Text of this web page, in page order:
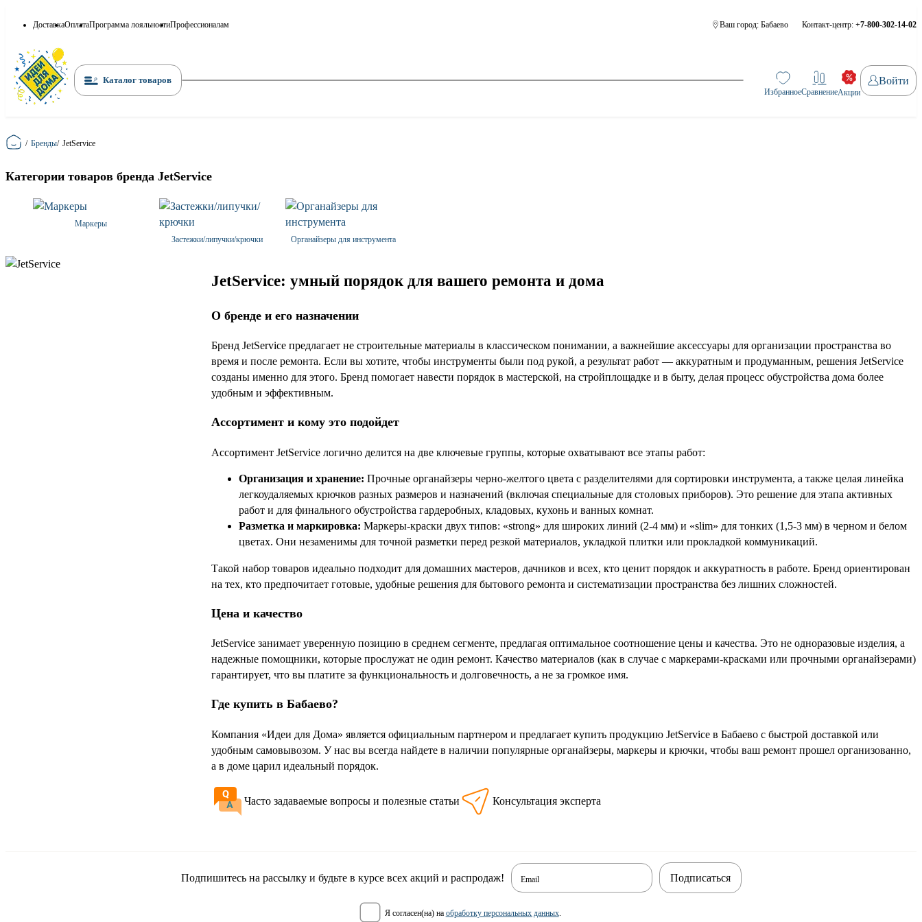
ДоставкаОплатаПрограмма лояльностиПрофессионалам Ваш город: Бабаево Контакт-центр: +7-800-302-14-02
Каталог товаров
ИзбранноеСравнениеАкции
Войти
Главная
/ Бренды/ JetService
Категории товаров бренда JetService
Маркеры
Застежки/липучки/крючки
Органайзеры для инструмента
JetService: умный порядок для вашего ремонта и дома
О бренде и его назначении
Бренд JetService предлагает не строительные материалы в классическом понимании, а важнейшие аксессуары для организации пространства во
время и после ремонта. Если вы хотите, чтобы инструменты были под рукой, а результат работ — аккуратным и продуманным, решения JetService
созданы именно для этого. Бренд помогает навести порядок в мастерской, на стройплощадке и в быту, делая процесс обустройства дома более
удобным и эффективным.
Ассортимент и кому это подойдет
Ассортимент JetService логично делится на две ключевые группы, которые охватывают все этапы работ:
Организация и хранение: Прочные органайзеры черно-желтого цвета с разделителями для сортировки инструмента, а также целая линейка
легкоудаляемых крючков разных размеров и назначений (включая специальные для столовых приборов). Это решение для этапа активных
работ и для финального обустройства гардеробных, кладовых, кухонь и ванных комнат.
Разметка и маркировка: Маркеры-краски двух типов: «strong» для широких линий (2-4 мм) и «slim» для тонких (1,5-3 мм) в черном и белом
цветах. Они незаменимы для точной разметки перед резкой материалов, укладкой плитки или прокладкой коммуникаций.
Такой набор товаров идеально подходит для домашних мастеров, дачников и всех, кто ценит порядок и аккуратность в работе. Бренд ориентирован
на тех, кто предпочитает готовые, удобные решения для бытового ремонта и систематизации пространства без лишних сложностей.
Цена и качество
JetService занимает уверенную позицию в среднем сегменте, предлагая оптимальное соотношение цены и качества. Это не одноразовые изделия, а
надежные помощники, которые прослужат не один ремонт. Качество материалов (как в случае с маркерами-красками или прочными органайзерами)
гарантирует, что вы платите за функциональность и долговечность, а не за громкое имя.
Где купить в Бабаево?
Компания «Идеи для Дома» является официальным партнером и предлагает купить продукцию JetService в Бабаево с быстрой доставкой или
удобным самовывозом. У нас вы всегда найдете в наличии популярные органайзеры, маркеры и крючки, чтобы ваш ремонт прошел организованно,
а в доме царил идеальный порядок.
Часто задаваемые вопросы и полезные статьи Консультация эксперта
Подпишитесь на рассылку и будьте в курсе всех акций и распродаж! Email
я согласен(на) на обработку персональных данных.
Подписаться